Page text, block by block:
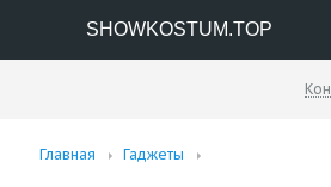
SHOWKOSTUM.TOP
Главная Гаджеты